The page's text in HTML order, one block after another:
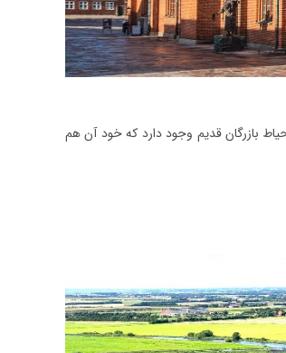
بازرگان قدیم وجود دارد که خود آن هم